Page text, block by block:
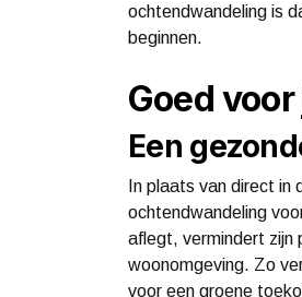
ochtendwandeling is
beginnen.
Goed
Een
In plaats van direct
ochtendwandeling
aflegt, vermindert zijn
woonomgeving. Zo
voor een groene